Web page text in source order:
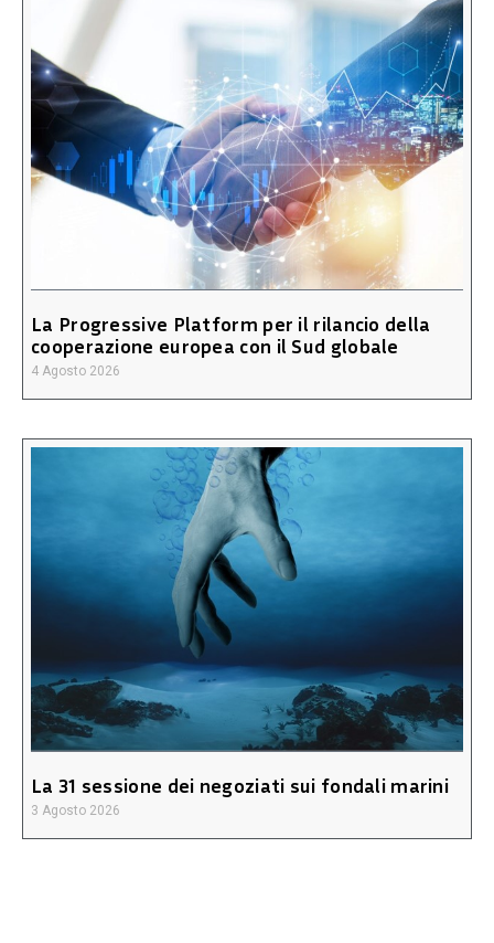
La Progressive Platform per il rilancio della
cooperazione europea con il Sud globale
4 Agosto 2026
La 31 sessione dei negoziati sui fondali marini
3 Agosto 2026